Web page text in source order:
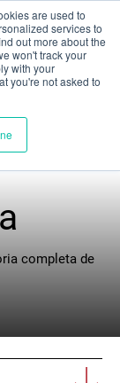
are used to
services to
out more about the
won't track your
with your
you're not asked to
completa de